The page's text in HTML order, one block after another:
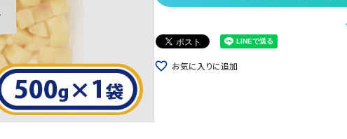
favorite_border お気に入りに追加